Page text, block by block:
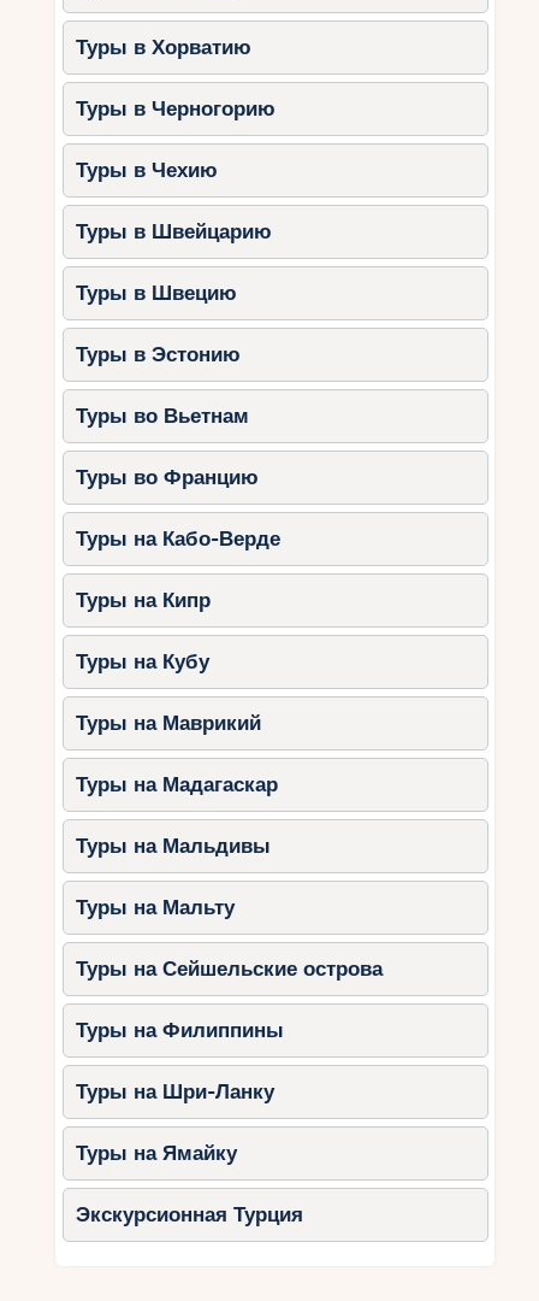
Туры в Хорватию
Туры в Черногорию
Туры в Чехию
Туры в Швейцарию
Туры в Швецию
Туры в Эстонию
Туры во Вьетнам
Туры во Францию
Туры на Кабо-Верде
Туры на Кипр
Туры на Кубу
Туры на Маврикий
Туры на Мадагаскар
Туры на Мальдивы
Туры на Мальту
Туры на Сейшельские острова
Туры на Филиппины
Туры на Шри-Ланку
Туры на Ямайку
Экскурсионная Турция